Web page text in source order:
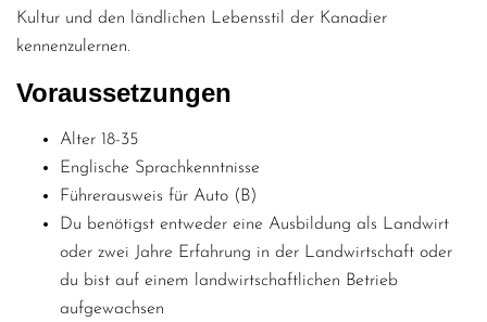
Kultur und den ländlichen Lebensstil der Kanadier
kennenzulernen.
Voraussetzungen
Alter 18-35
Englische Sprachkenntnisse
Führerausweis für Auto (B)
Du benötigst entweder eine Ausbildung als Landwirt
oder zwei Jahre Erfahrung in der Landwirtschaft oder
du bist auf einem landwirtschaftlichen Betrieb
aufgewachsen